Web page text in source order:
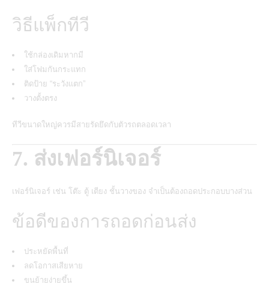
วิธีแพ็กทีวี
ใช้กล่องเดิมหากมี
ใส่โฟมกันกระแทก
ติดป้าย “ระวังแตก”
วางตั้งตรง
ทีวีขนาดใหญ่ควรมีสายรัดยึดกับตัวรถตลอดเวลา
7. ส่งเฟอร์นิเจอร์
เฟอร์นิเจอร์ เช่น โต๊ะ ตู้ เตียง ชั้นวางของ จำเป็นต้องถอดประกอบบางส่วน
ข้อดีของการถอดก่อนส่ง
ประหยัดพื้นที่
ลดโอกาสเสียหาย
ขนย้ายง่ายขึ้น